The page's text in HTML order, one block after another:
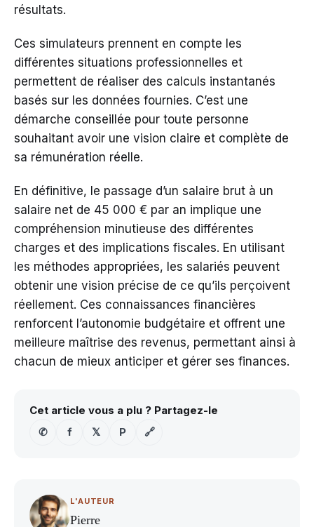
résultats.
Ces simulateurs prennent en compte les
différentes situations professionnelles et
permettent de réaliser des calculs instantanés
basés sur les données fournies. C’est une
démarche conseillée pour toute personne
souhaitant avoir une vision claire et complète de
sa rémunération réelle.
En définitive, le passage d’un salaire brut à un
salaire net de 45 000 € par an implique une
compréhension minutieuse des différentes
charges et des implications fiscales. En utilisant
les méthodes appropriées, les salariés peuvent
obtenir une vision précise de ce qu’ils perçoivent
réellement. Ces connaissances financières
renforcent l’autonomie budgétaire et offrent une
meilleure maîtrise des revenus, permettant ainsi à
chacun de mieux anticiper et gérer ses finances.
Cet article vous a plu ? Partagez-le
✆
f 𝕏 P 🔗
L'AUTEUR
Pierre